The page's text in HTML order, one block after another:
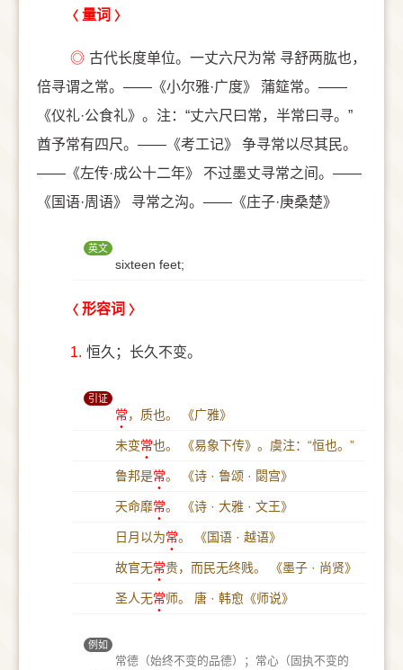
量词
◎ 古代长度单位。一丈六尺为常 寻舒两肱也，
倍寻谓之常。——《小尔雅·广度》 蒲筵常。——
《仪礼·公食礼》。注：“丈六尺曰常，半常曰寻。”
酋予常有四尺。——《考工记》 争寻常以尽其民。
——《左传·成公十二年》 不过墨丈寻常之间。——
《国语·周语》 寻常之沟。——《庄子·庚桑楚》
英文
sixteen feet;
形容词
1. 恒久；长久不变。
引证
常，质也。 《广雅》
未变常也。 《易象下传》。虞注：“恒也。”
鲁邦是常。 《诗 · 鲁颂 · 閟宫》
天命靡常。 《诗 · 大雅 · 文王》
日月以为常。 《国语 · 越语》
故官无常贵，而民无终贱。 《墨子 · 尚贤》
圣人无常师。 唐 · 韩愈《师说》
例如
常德（始终不变的品德）；常心（固执不变的